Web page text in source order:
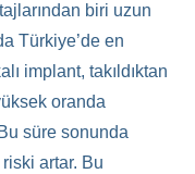
biri uzun
Türkiye’de en
implant, takıldıktan
oranda
süre sonunda
artar. Bu